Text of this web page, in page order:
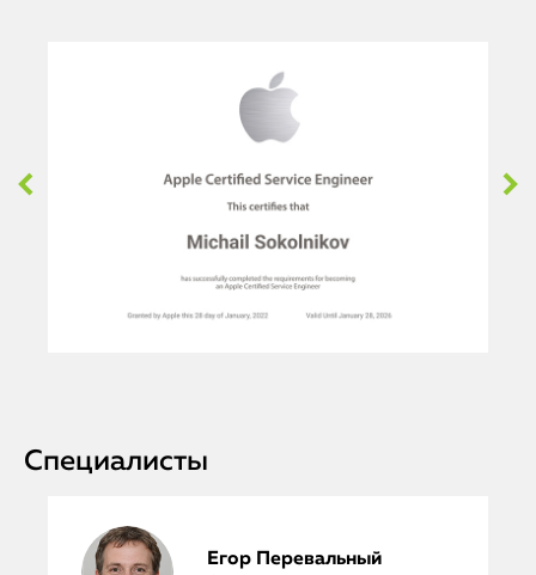
Специалисты
Егор Перевальный